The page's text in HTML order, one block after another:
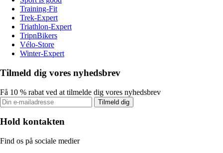
Training-Fit
Trek-Expert
Triathlon-Expert
TripnBikers
Vélo-Store
Winter-Expert
Tilmeld dig vores nyhedsbrev
Få 10 % rabat ved at tilmelde dig vores nyhedsbrev
Tilmeld dig
Hold kontakten
Find os på sociale medier